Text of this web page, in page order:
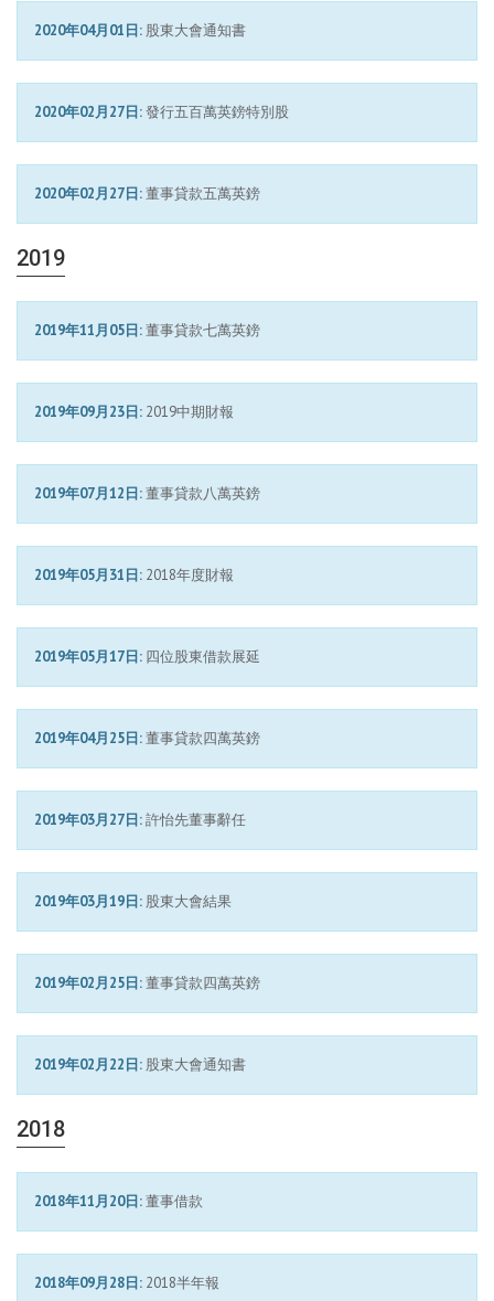
2020年04月01日: 股東大會通知書
2020年02月27日:發行五百萬英鎊特別股
2020年02月27日:董事貸款五萬英鎊
2019
2019年11月05日:董事貸款七萬英鎊
2019年09月23日: 2019中期財報
2019年07月12日:董事貸款八萬英鎊
2019年05月31日: 2018年度財報
2019年05月17日: 四位股東借款展延
2019年04月25日:董事貸款四萬英鎊
2019年03月27日:許怡先董事辭任
2019年03月19日: 股東大會結果
2019年02月25日:董事貸款四萬英鎊
2019年02月22日: 股東大會通知書
2018
2018年11月20日:董事借款
2018年09月28日: 2018半年報